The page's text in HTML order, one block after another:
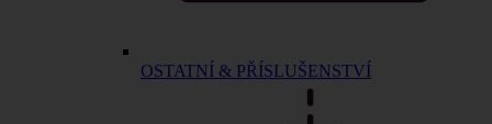
OSTATNÍ & PŘÍSLUŠENSTVÍ